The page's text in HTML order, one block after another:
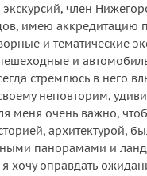
член
имею аккредитацию
и тематические
и
стремлюсь в него
неповторим,
меня очень важно,
архитектурой,
панорамами и
хочу оправдать